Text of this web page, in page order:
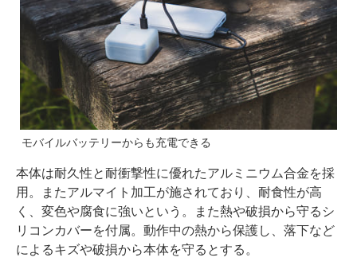
モバイルバッテリーからも充電できる
本体は耐久性と耐衝撃性に優れたアルミニウム合金を採
用。またアルマイト加工が施されており、耐食性が高
く、変色や腐食に強いという。また熱や破損から守るシ
リコンカバーを付属。動作中の熱から保護し、落下など
によるキズや破損から本体を守るとする。